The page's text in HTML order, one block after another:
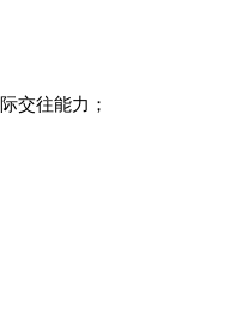
交往能力；